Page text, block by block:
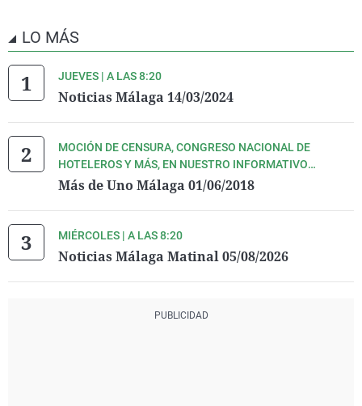
LO MÁS
JUEVES | A LAS 8:20
Noticias Málaga 14/03/2024
MOCIÓN DE CENSURA, CONGRESO NACIONAL DE
HOTELEROS Y MÁS, EN NUESTRO INFORMATIVO
MATINAL
Más de Uno Málaga 01/06/2018
MIÉRCOLES | A LAS 8:20
Noticias Málaga Matinal 05/08/2026